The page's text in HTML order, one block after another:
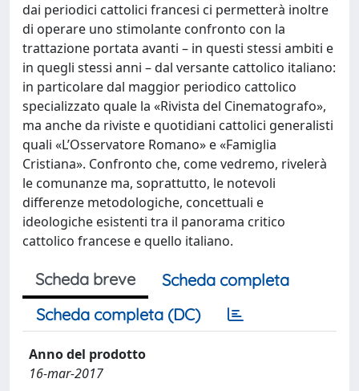
dai periodici cattolici francesi ci permetterà inoltre
di operare uno stimolante confronto con la
trattazione portata avanti – in questi stessi ambiti e
in quegli stessi anni – dal versante cattolico italiano:
in particolare dal maggior periodico cattolico
specializzato quale la «Rivista del Cinematografo»,
ma anche da riviste e quotidiani cattolici generalisti
quali «L’Osservatore Romano» e «Famiglia
Cristiana». Confronto che, come vedremo, rivelerà
le comunanze ma, soprattutto, le notevoli
differenze metodologiche, concettuali e
ideologiche esistenti tra il panorama critico
cattolico francese e quello italiano.
Scheda breve
Scheda completa
Scheda completa (DC)
Anno del prodotto
16-mar-2017